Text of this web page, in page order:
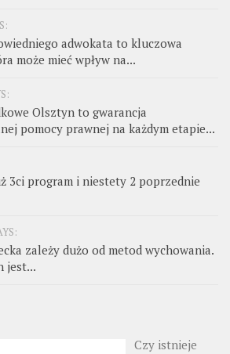
adwokata to kluczowa
może mieć wpływ na...
Olsztyn to gwarancja
pomocy prawnej na każdym etapie...
3ci program i niestety 2 poprzednie
zależy dużo od metod wychowania.
jest...
Czy istnieje